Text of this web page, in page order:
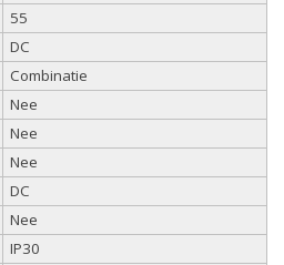
55
DC
Combinatie
Nee
Nee
Nee
DC
Nee
IP30